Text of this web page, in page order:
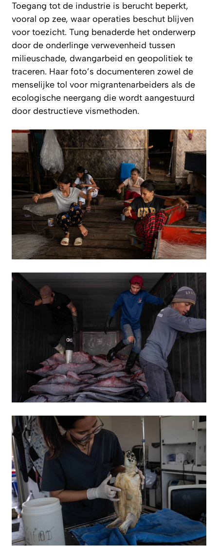
Toegang tot de industrie is berucht beperkt,
vooral op zee, waar operaties beschut blijven
voor toezicht. Tung benaderde het onderwerp
door de onderlinge verwevenheid tussen
milieuschade, dwangarbeid en geopolitiek te
traceren. Haar foto’s documenteren zowel de
menselijke tol voor migrantenarbeiders als de
ecologische neergang die wordt aangestuurd
door destructieve vismethoden.